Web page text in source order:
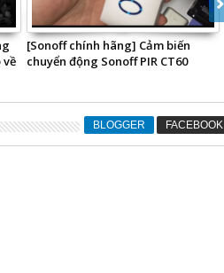
[Sonoff chính hãng] Cảm biến
chuyển động Sonoff PIR CT60
BLOGGER FACEBOOK